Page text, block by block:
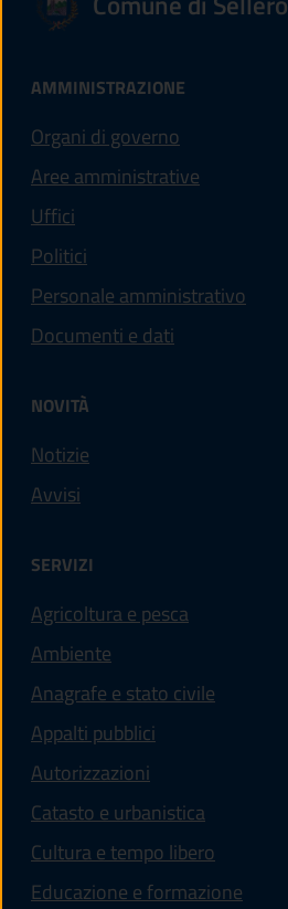
AMMINISTRAZIONE
Organi di governo
Aree amministrative
Uffici
Politici
Personale amministrativo
Documenti e dati
NOVITÀ
Notizie
Avvisi
SERVIZI
Agricoltura e pesca
Ambiente
Anagrafe e stato civile
Appalti pubblici
Autorizzazioni
Catasto e urbanistica
Cultura e tempo libero
Educazione e formazione